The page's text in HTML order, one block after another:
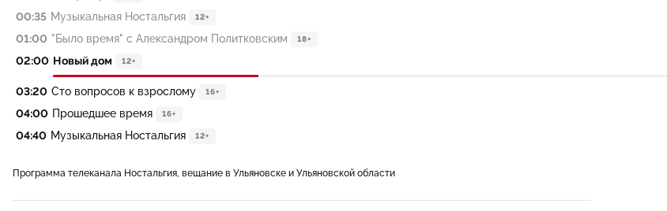
00:35 Музыкальная Ностальгия 12+
01:00 "Было время" с Александром Политковским 18+
02:00 Новый дом 12+
03:20 Сто вопросов к взрослому 16+
04:00 Прошедшее время 16+
04:40 Музыкальная Ностальгия 12+
Программа телеканала Ностальгия, вещание в Ульяновске и Ульяновской области